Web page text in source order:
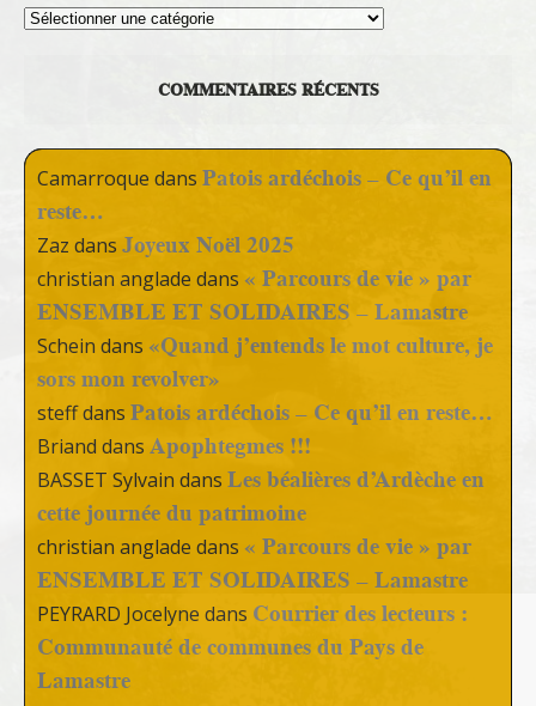
Thèmes
COMMENTAIRES RÉCENTS
Camarroque dans Patois ardéchois – Ce qu’il en
reste…
Zaz dans Joyeux Noël 2025
christian anglade dans « Parcours de vie » par
ENSEMBLE ET SOLIDAIRES – Lamastre
Schein dans «Quand j’entends le mot culture, je
sors mon revolver»
steffdans Patois ardéchois – Ce qu’il en reste…
Briand dans Apophtegmes !!!
BASSET Sylvain dans Les béalières d’Ardèche en
cette journée du patrimoine
christian anglade dans « Parcours de vie » par
ENSEMBLE ET SOLIDAIRES – Lamastre
PEYRARD Jocelyne dans Courrier des lecteurs :
Communauté de communes du Pays de
Lamastre